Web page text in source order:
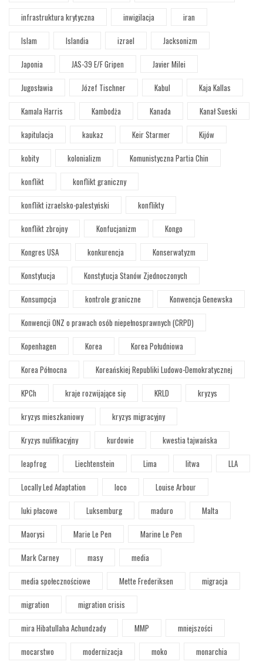
infrastruktura krytyczna
inwigilacja
iran
Islam
Islandia izrael
Jacksonizm
Japonia
JAS-39 E/F Gripen
Javier Milei
Jugosławia
Józef Tischner Kabul
Kaja Kallas
Kamala Harris
Kambodża Kanada
Kanał Sueski
kapitulacja
kaukaz Keir Starmer
Kijów
kobity
kolonializm
Komunistyczna Partia Chin
konflikt
konflikt graniczny
konflikt izraelsko-palestyński
konflikty
konflikt zbrojny
Konfucjanizm
Kongo
Kongres USA
konkurencja
Konserwatyzm
Konstytucja
Konstytucja Stanów Zjednoczonych
Konsumpcja
kontrole graniczne
Konwencja Genewska
Konwencji ONZ o prawach osób niepełnosprawnych (CRPD)
Kopenhagen
Korea
Korea Południowa
Korea Północna
Koreańskiej Republiki Ludowo-Demokratycznej
KPCh
kraje rozwijające się KRLD
kryzys
kryzys mieszkaniowy
kryzys migracyjny
Kryzys nulifikacyjny
kurdowie
kwestia tajwańska
leapfrog
Liechtenstein Lima litwa
LLA
Locally Led Adaptation
loco
Louise Arbour
luki płacowe
Luksemburg maduro
Malta
Maorysi
Marie Le Pen
Marine Le Pen
Mark Carney
masy
media
media społecznościowe
Mette Frederiksen
migracja
migration
migration crisis
mira Hibatullaha Achundzady
MMP
mniejszości
mocarstwo
modernizacja moko
monarchia